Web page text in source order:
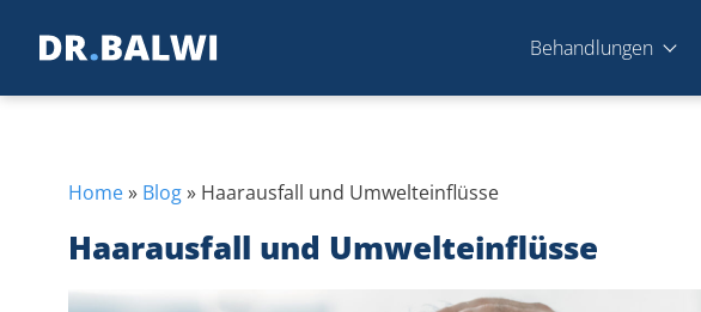
Behandlungen
Home» Blog» Haarausfall und Umwelteinflüsse
Haarausfall und Umwelteinflüsse